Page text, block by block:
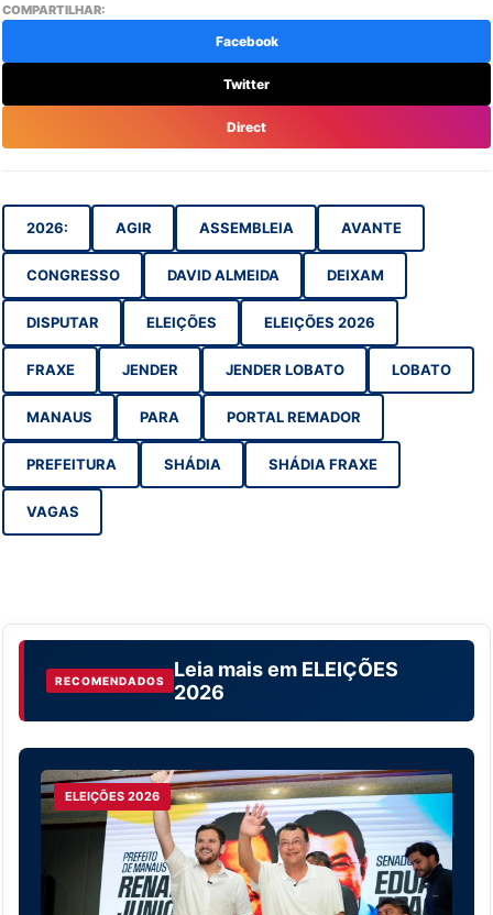
COMPARTILHAR:
Facebook
Twitter
Direct
2026: AGIR ASSEMBLEIA AVANTE
CONGRESSO DAVID ALMEIDA DEIXAM
DISPUTAR ELEIÇÕES ELEIÇÕES 2026
FRAXE JENDER JENDER LOBATO LOBATO
MANAUS PARA PORTAL REMADOR
PREFEITURA SHÁDIA SHÁDIA FRAXE
VAGAS
RECOMENDADOS Leia mais em ELEIÇÕES
2026
ELEIÇÕES 2026